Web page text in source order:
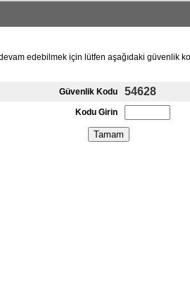
edebilmek için lütfen aşağıdaki güvenlik
Güvenlik Kodu 54628
Kodu Girin